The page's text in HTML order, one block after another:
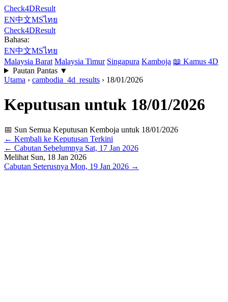
Check4DResult
EN中文MSไทย
Check4DResult
Bahasa:
EN中文MSไทย
Malaysia Barat Malaysia Timur Singapura Kamboja 📖 Kamus 4D
Pautan Pantas ▼
Utama › cambodia_4d_results › 18/01/2026
Keputusan untuk 18/01/2026
📅 Sun Semua Keputusan Kemboja untuk 18/01/2026
← Kembali ke Keputusan Terkini
← Cabutan Sebelumnya Sat, 17 Jan 2026
Melihat Sun, 18 Jan 2026
Cabutan Seterusnya Mon, 19 Jan 2026 →